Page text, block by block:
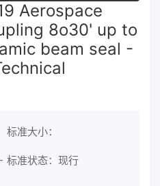
Aerospace
8o30' up to
beam seal -
标准大小：
标准状态：现行